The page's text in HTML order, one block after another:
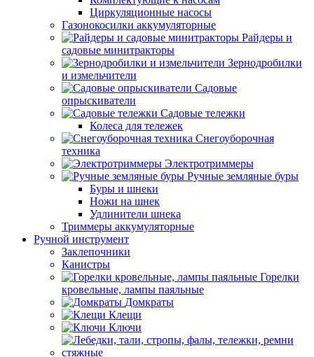
Циркуляционные насосы
Газонокосилки аккумуляторные
Райдеры и
садовые минитракторы
Зернодробилки
и измельчители
Садовые
опрыскиватели
Садовые тележки
Колеса для тележек
Снегоуборочная
техника
Электротриммеры
Ручные земляные буры
Буры и шнеки
Ножи на шнек
Удлинители шнека
Триммеры аккумуляторные
Ручной инструмент
Заклепочники
Канистры
Горелки
кровельные, лампы паяльные
Домкраты
Клещи
Ключи